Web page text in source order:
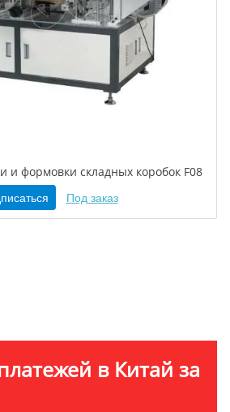
и формовки складных коробок F08
Под заказ
в Китай за